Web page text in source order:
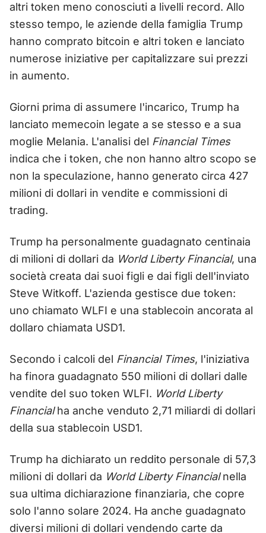
altri token meno conosciuti a livelli record. Allo
stesso tempo, le aziende della famiglia Trump
hanno comprato bitcoin e altri token e lanciato
numerose iniziative per capitalizzare sui prezzi
in aumento.
Giorni prima di assumere l'incarico, Trump ha
lanciato memecoin legate a se stesso e a sua
moglie Melania. L'analisi del Financial Times
indica che i token, che non hanno altro scopo se
non la speculazione, hanno generato circa 427
milioni di dollari in vendite e commissioni di
trading.
Trump ha personalmente guadagnato centinaia
di milioni di dollari da World Liberty Financial, una
società creata dai suoi figli e dai figli dell'inviato
Steve Witkoff. L'azienda gestisce due token:
uno chiamato WLFI e una stablecoin ancorata al
dollaro chiamata USD1.
Secondo i calcoli del Financial Times, l'iniziativa
ha finora guadagnato 550 milioni di dollari dalle
vendite del suo token WLFI. World Liberty
Financialha anche venduto 2,71 miliardi di dollari
della sua stablecoin USD1.
Trump ha dichiarato un reddito personale di 57,3
milioni di dollari da World Liberty Financialnella
sua ultima dichiarazione finanziaria, che copre
solo l'anno solare 2024. Ha anche guadagnato
diversi milioni di dollari vendendo carte da